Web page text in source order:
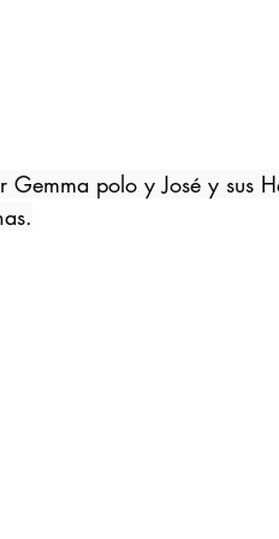
polo y José y sus